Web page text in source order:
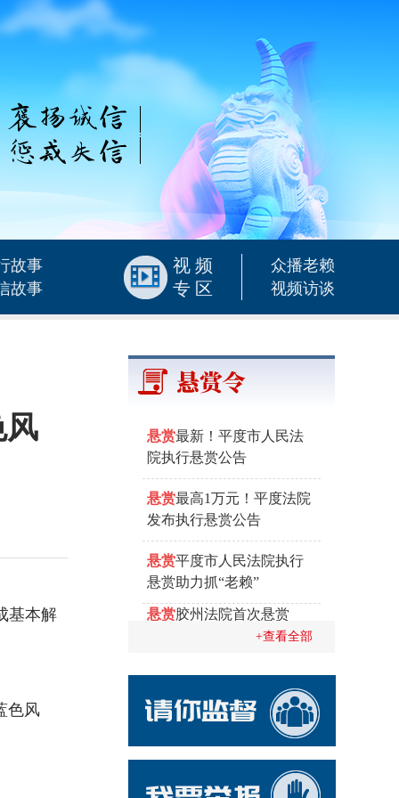
故事
故事
视频
专区
众播老赖
视频访谈
风
基本解
色风
悬赏最新！平度市人民法
院执行悬赏公告
悬赏最高1万元！平度法院
发布执行悬赏公告
悬赏平度市人民法院执行
悬赏助力抓“老赖”
悬赏胶州法院首次悬赏
抓"老赖" 举报奖金500元起
崂山法院推出“执行悬
赏保险”破解执行难题
+查看全部